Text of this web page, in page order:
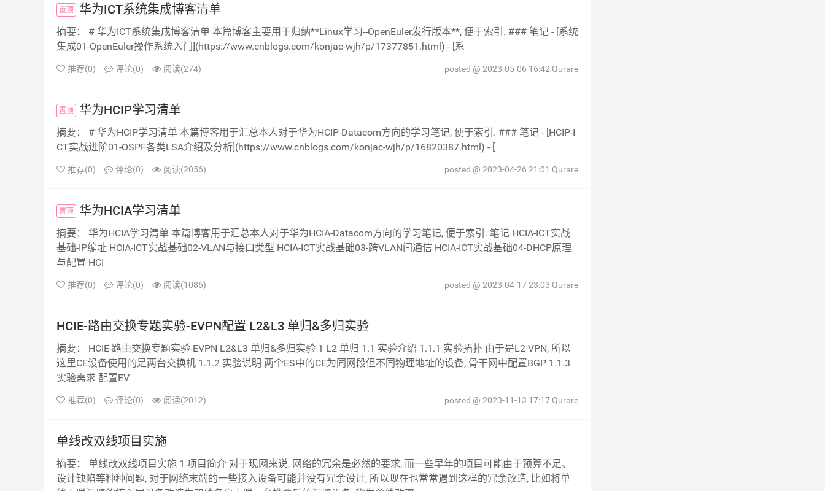
华为ICT系统集成博客清单
摘要： # 华为ICT系统集成博客清单 本篇博客主要用于归纳**Linux学习--OpenEuler发行版本**, 便于索引. ### 笔记 - [系统
集成01-OpenEuler操作系统入门](https://www.cnblogs.com/konjac-wjh/p/17377851.html) - [系
posted @ 2023-05-06 16:42 Qurare
阅读(274)
评论(0)
推荐(0)
华为HCIP学习清单
摘要： # 华为HCIP学习清单 本篇博客用于汇总本人对于华为HCIP-Datacom方向的学习笔记, 便于索引. ### 笔记 - [HCIP-I
CT实战进阶01-OSPF各类LSA介绍及分析](https://www.cnblogs.com/konjac-wjh/p/16820387.html) - [
posted @ 2023-04-26 21:01 Qurare
阅读(2056)
评论(0)
推荐(0)
华为HCIA学习清单
摘要： 华为HCIA学习清单 本篇博客用于汇总本人对于华为HCIA-Datacom方向的学习笔记, 便于索引. 笔记 HCIA-ICT实战
基础-IP编址 HCIA-ICT实战基础02-VLAN与接口类型 HCIA-ICT实战基础03-跨VLAN间通信 HCIA-ICT实战基础04-DHCP原理
与配置 HCI
posted @ 2023-04-17 23:03 Qurare
阅读(1086)
评论(0)
推荐(0)
HCIE-路由交换专题实验-EVPN配置 L2&L3 单归&多归实验
摘要： HCIE-路由交换专题实验-EVPN L2&L3 单归&多归实验 1 L2 单归 1.1 实验介绍 1.1.1 实验拓扑 由于是L2 VPN, 所以
这里CE设备使用的是两台交换机 1.1.2 实验说明 两个ES中的CE为同网段但不同物理地址的设备, 骨干网中配置BGP 1.1.3
实验需求 配置EV
posted @ 2023-11-13 17:17 Qurare
阅读(2012)
评论(0)
推荐(0)
单线改双线项目实施
摘要： 单线改双线项目实施 1 项目简介 对于现网来说, 网络的冗余是必然的要求, 而一些早年的项目可能由于预算不足、
设计缺陷等种种问题, 对于网络末端的一些接入设备可能并没有冗余设计, 所以现在也常常遇到这样的冗余改造, 比如将单